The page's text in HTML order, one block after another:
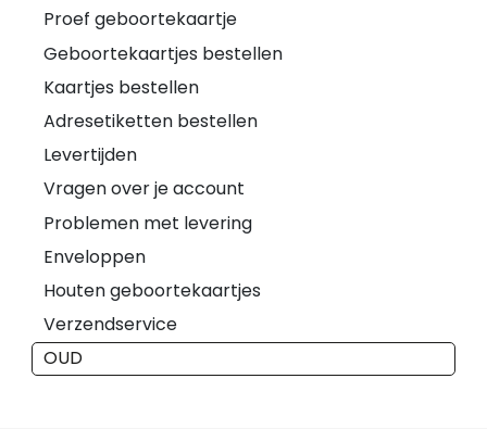
Proef geboortekaartje
Geboortekaartjes bestellen
Kaartjes bestellen
Adresetiketten bestellen
Levertijden
Vragen over je account
Problemen met levering
Enveloppen
Houten geboortekaartjes
Verzendservice
OUD